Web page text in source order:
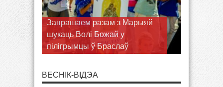
Запрашаем разам з Марыяй
шукаць Волі Божай у
пілігрымцы ў Браслаў
ВЕСНІК-ВІДЭА